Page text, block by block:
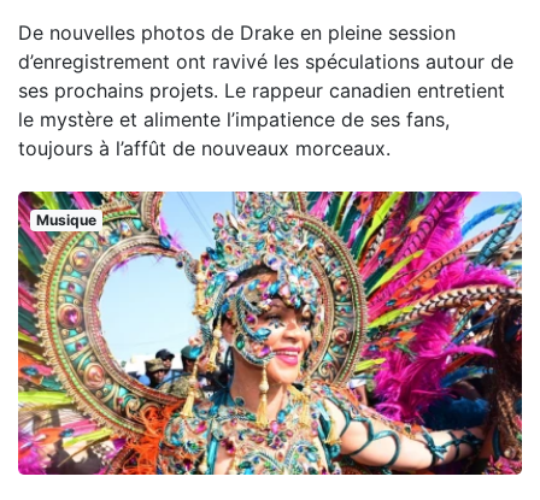
De nouvelles photos de Drake en pleine session
d’enregistrement ont ravivé les spéculations autour de
ses prochains projets. Le rappeur canadien entretient
le mystère et alimente l’impatience de ses fans,
toujours à l’affût de nouveaux morceaux.
Musique